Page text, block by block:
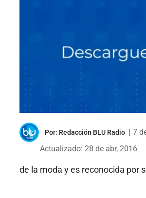
Por: Redacción BLU Radio
7
Actualizado: 28 de abr, 2016
de la moda y es reconocida por